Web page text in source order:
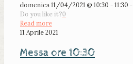
domenica 11/04/2021 @ 10:30 - 11:30 -
Do you like it?0
Read more
11 Aprile 2021
Messa ore 10:30